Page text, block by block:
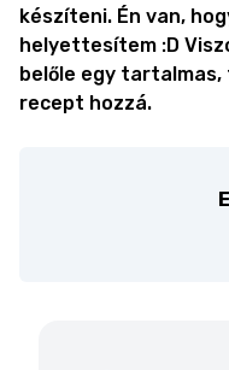
készíteni. Én van,
helyettesítem :D
belőle egy tartalmas,
recept hozzá.